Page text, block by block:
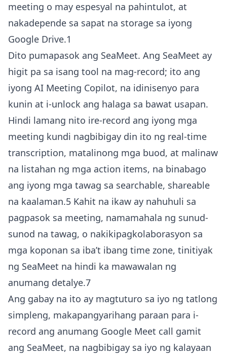
meeting o may espesyal na pahintulot, at
nakadepende sa sapat na storage sa iyong
Google Drive.1
Dito pumapasok ang SeaMeet. Ang SeaMeet ay
higit pa sa isang tool na mag-record; ito ang
iyong AI Meeting Copilot, na idinisenyo para
kunin at i-unlock ang halaga sa bawat usapan.
Hindi lamang nito ire-record ang iyong mga
meeting kundi nagbibigay din ito ng real-time
transcription, matalinong mga buod, at malinaw
na listahan ng mga action items, na binabago
ang iyong mga tawag sa searchable, shareable
na kaalaman.5 Kahit na ikaw ay nahuhuli sa
pagpasok sa meeting, namamahala ng sunud-
sunod na tawag, o nakikipagkolaborasyon sa
mga koponan sa iba’t ibang time zone, tinitiyak
ng SeaMeet na hindi ka mawawalan ng
anumang detalye.7
Ang gabay na ito ay magtuturo sa iyo ng tatlong
simpleng, makapangyarihang paraan para i-
record ang anumang Google Meet call gamit
ang SeaMeet, na nagbibigay sa iyo ng kalayaan